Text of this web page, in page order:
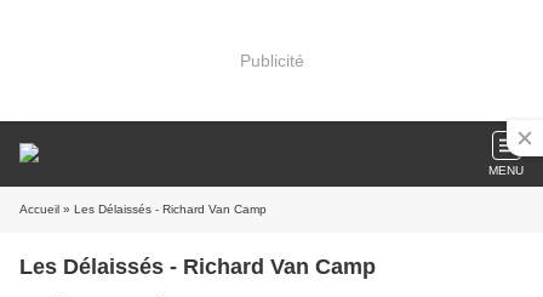
Publicité
MENU
Accueil » Les Délaissés - Richard Van Camp
Les Délaissés - Richard Van Camp